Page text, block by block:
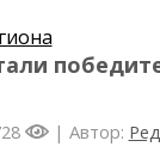
| Автор: